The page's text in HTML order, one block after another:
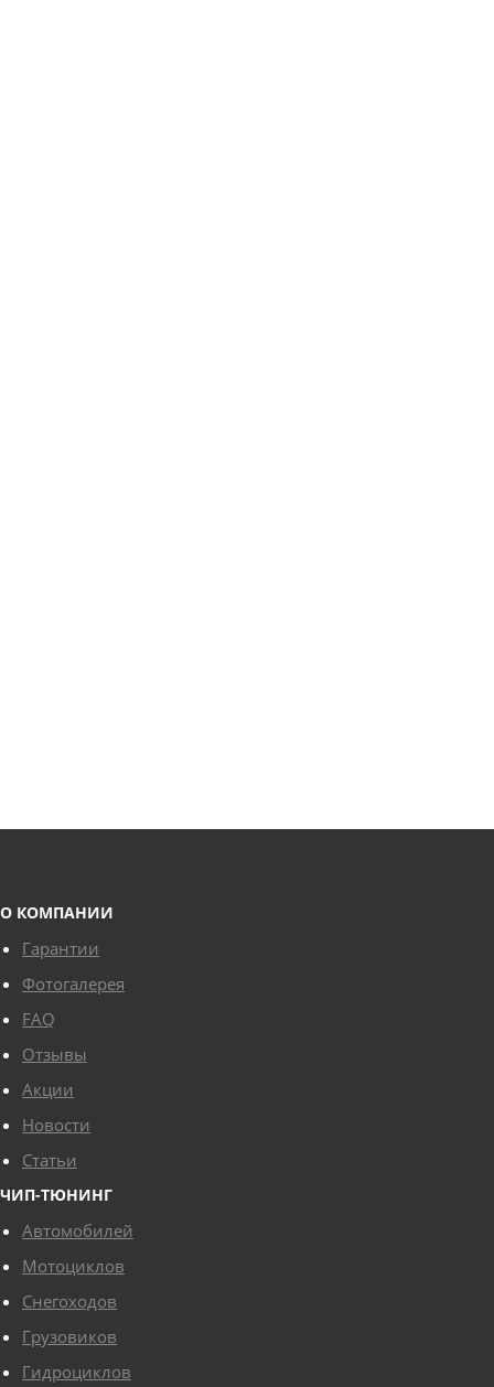
О КОМПАНИИ
Гарантии
Фотогалерея
FAQ
Отзывы
Акции
Новости
Статьи
ЧИП-ТЮНИНГ
Автомобилей
Мотоциклов
Снегоходов
Грузовиков
Гидроциклов